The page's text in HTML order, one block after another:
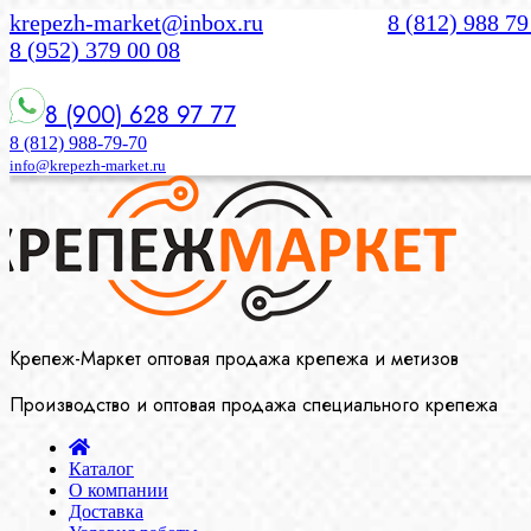
krepezh-market@inbox.ru
8 (812) 988
8 (952) 379 00 08
8 (900) 628 97 77
8 (812) 988-79-70
info@krepezh-market.ru
Крепеж-Маркет оптовая продажа крепежа и метизов
Производство и оптовая продажа специального крепежа
Каталог
О компании
Доставка